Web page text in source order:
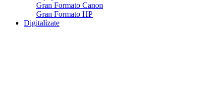
Gran Formato Canon
Gran Formato HP
Digitalízate